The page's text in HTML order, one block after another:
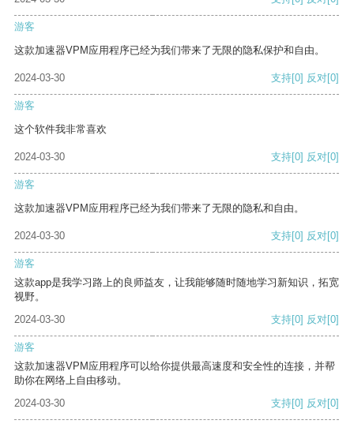
游客
这款加速器VPM应用程序已经为我们带来了无限的隐私保护和自由。
2024-03-30 支持[0] 反对[0]
游客
这个软件我非常喜欢
2024-03-30 支持[0] 反对[0]
游客
这款加速器VPM应用程序已经为我们带来了无限的隐私和自由。
2024-03-30 支持[0] 反对[0]
游客
这款app是我学习路上的良师益友，让我能够随时随地学习新知识，拓宽
视野。
2024-03-30
支持[0] 反对[0]
游客
这款加速器VPM应用程序可以给你提供最高速度和安全性的连接，并帮
助你在网络上自由移动。
2024-03-30
支持[0] 反对[0]